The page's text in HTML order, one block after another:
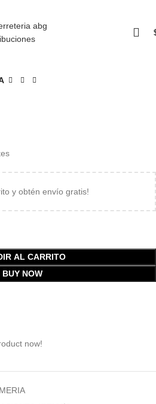
y obtén envío gratis!
AL CARRITO
BUY NOW
now!